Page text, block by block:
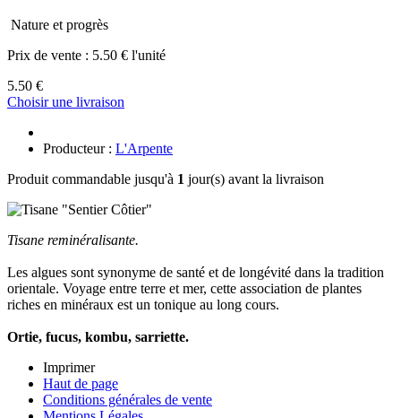
Nature et progrès
Prix de vente : 5.50 € l'unité
5.50 €
Choisir une livraison
Producteur : L'Arpente
Produit commandable jusqu'à 1 jour(s) avant la livraison
Tisane reminéralisante.
Les algues sont synonyme de santé et de longévité dans la tradition
orientale. Voyage entre terre et mer, cette association de plantes
riches en minéraux est un tonique au long cours.
Ortie, fucus, kombu, sarriette.
Imprimer
Haut de page
Conditions générales de vente